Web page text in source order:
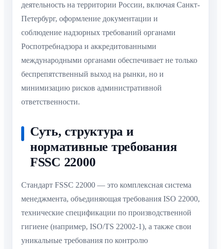
деятельность на территории России, включая Санкт-
Петербург, оформление документации и
соблюдение надзорных требований органами
Роспотребнадзора и аккредитованными
международными органами обеспечивает не только
беспрепятственный выход на рынки, но и
минимизацию рисков административной
ответственности.
Суть, структура и
нормативные требования
FSSC 22000
Стандарт FSSC 22000 — это комплексная система
менеджмента, объединяющая требования ISO 22000,
технические спецификации по производственной
гигиене (например, ISO/TS 22002-1), а также свои
уникальные требования по контролю